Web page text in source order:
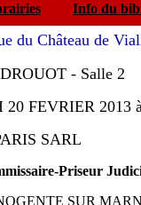
Info du
du Château de
- Salle 2
FEVRIER 2013
SARL
Priseur
SUR